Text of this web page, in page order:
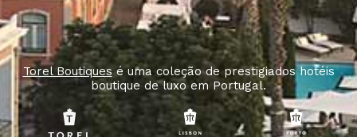
Torel Boutiques é uma coleção de prestigiados hotéis
boutique de luxo em Portugal.